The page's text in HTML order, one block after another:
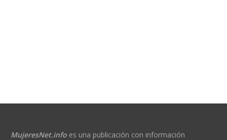
MujeresNet.infoes una publicación con información